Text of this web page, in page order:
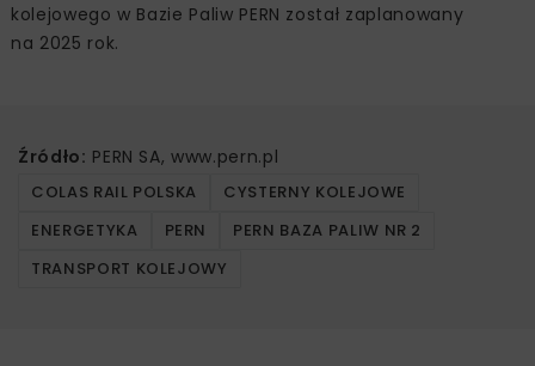
kolejowego w Bazie Paliw PERN został zaplanowany
na 2025 rok.
Źródło: PERN SA, www.pern.pl
COLAS RAIL POLSKA
CYSTERNY KOLEJOWE
ENERGETYKA
PERN
PERN BAZA PALIW NR 2
TRANSPORT KOLEJOWY